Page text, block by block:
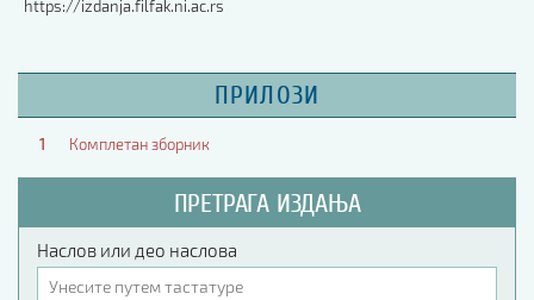
https://izdanja.filfak.ni.ac.rs
ПРИЛОЗИ
1 Комплетан зборник
ПРЕТРАГА ИЗДАЊА
Наслов или део наслова